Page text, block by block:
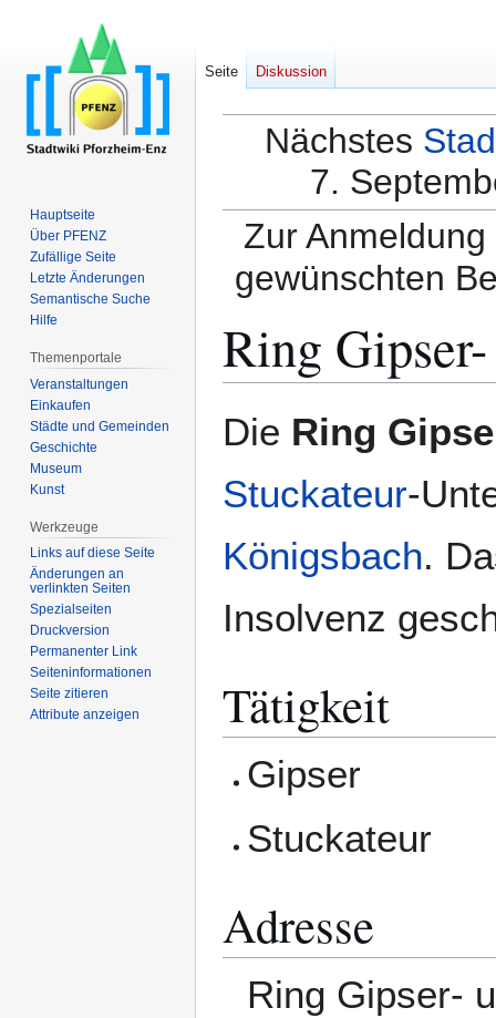
Nächstes
7.
Zur
gewünschten
Ring
Navigation
Suche
Die Ring
Stuckateur-
Königsbach.
Insolvenz
Tätigkeit
Gipser
Stuckateur
Adresse
Ring Gipser-
Seite Diskussion
Hauptseite
Über PFENZ
Zufällige Seite
Letzte Änderungen
Semantische Suche
Hilfe
Themenportale
Veranstaltungen
Einkaufen
Städte und Gemeinden
Geschichte
Museum
Kunst
Werkzeuge
Links auf diese Seite
Änderungen an
verlinkten Seiten
Spezialseiten
Druckversion
Permanenter Link
Seiten­­informationen
Seite zitieren
Attribute anzeigen